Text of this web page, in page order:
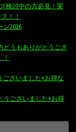
検討中の方必見！実
！！
ン2026
どうもありがとうござ
ございました+お得な
うございました+お得